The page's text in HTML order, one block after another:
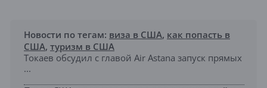
Новости по тегам: виза в США, как попасть в
США, туризм в США
Токаев обсудил с главой Air Astana запуск прямых
...